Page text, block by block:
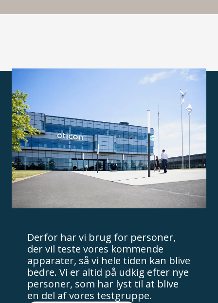
Derfor har vi brug for personer,
der vil teste vores kommende
apparater, så vi hele tiden kan blive
bedre. Vi er altid på udkig efter nye
personer, som har lyst til at blive
en del af vores testgruppe.